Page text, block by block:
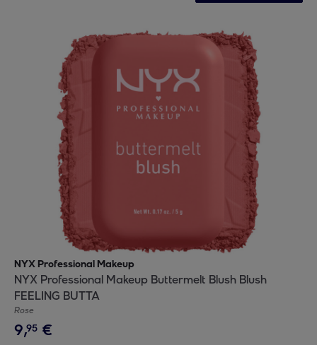
NYX Professional Makeup
NYX Professional Makeup Buttermelt Blush Blush
FEELING BUTTA
Rose
9,95 €